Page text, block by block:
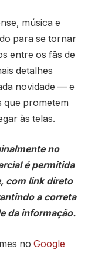
música e
para se tornar
entre os fãs de
detalhes
novidade — e
que prometem
às telas.
no
é permitida
com link direto
a correta
da informação.
no Google